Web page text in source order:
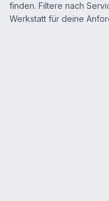
finden. Filtere nach
Werkstatt für deine